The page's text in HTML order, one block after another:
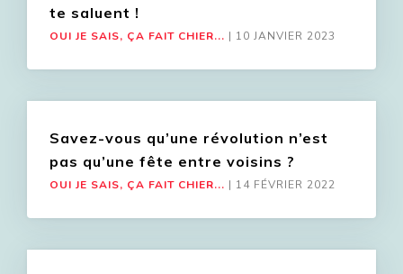
te saluent !
OUI JE SAIS, ÇA FAIT CHIER... | 10 JANVIER 2023
Savez-vous qu’une révolution n’est
pas qu’une fête entre voisins ?
OUI JE SAIS, ÇA FAIT CHIER... | 14 FÉVRIER 2022